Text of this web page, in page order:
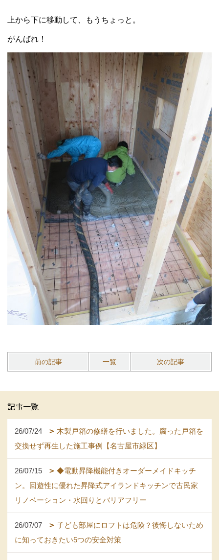
上から下に移動して、もうちょっと。
がんばれ！
前の記事 一覧 次の記事
記事一覧
26/07/24
木製戸箱の修繕を行いました。腐った戸箱を
交換せず再生した施工事例【名古屋市緑区】
26/07/15
◆電動昇降機能付きオーダーメイドキッチ
ン。回遊性に優れた昇降式アイランドキッチンで古民家
リノベーション・水回りとバリアフリー
26/07/07
子ども部屋にロフトは危険？後悔しないため
に知っておきたい5つの安全対策